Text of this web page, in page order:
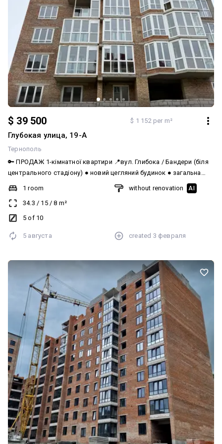
$ 39 500 $ 1 152 per m²
Глубокая улица, 19-А
Тернополь
🔑 ПРОДАЖ 1-кімнатної квартири 📍вул. Глибока / Бандери (біля
центрального стадіону) ● новий цегляний будинок ● загальна
площа 35м² ● поверх 5/10 ● панорамні вікна ● під індивідуальне
0684246257
1 room
34.3 / 15/8 m²
5 of 10
without renovation AI
5 августа created 3 февраля